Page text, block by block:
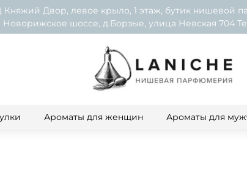
Княжий Двор, левое крыло, 1 этаж, бутик нишевой
шоссе, д.Борзые, улица Невская 704
Ароматы для женщин Ароматы для